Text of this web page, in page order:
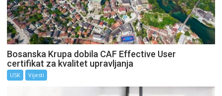
Bosanska Krupa dobila CAF Effective User
certifikat za kvalitet upravljanja
USK Vijesti